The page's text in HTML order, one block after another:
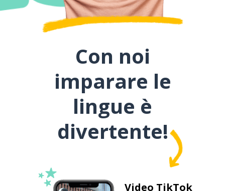
Con noi
imparare le
lingue è
divertente!
Video TikTok